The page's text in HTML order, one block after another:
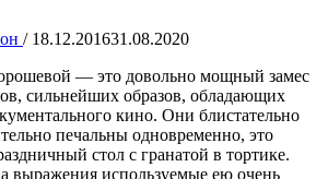
/ 18.12.201631.08.2020
— это довольно мощный замес
сильнейших образов, обладающих
кино. Они блистательно
печальны одновременно, это
стол с гранатой в тортике.
выражения используемые ею очень